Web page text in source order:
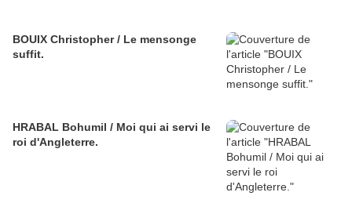
BOUIX Christopher / Le mensonge
suffit.
HRABAL Bohumil / Moi qui ai servi le
roi d'Angleterre.